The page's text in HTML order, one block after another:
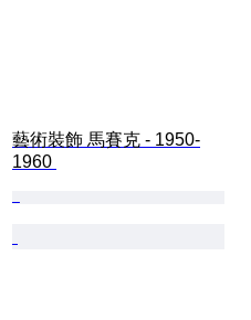
藝術裝飾 馬賽克 - 1950-
1960